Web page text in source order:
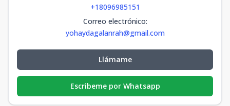
+18096985151
Correo electrónico:
yohaydagalanrah@gmail.com
Llámame
Escribeme por Whatsapp